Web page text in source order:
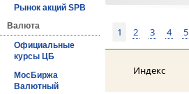
Рынок акций SPB
Валюта
Официальные
курсы ЦБ
МосБиржа
Валютный
1 2 3 4 5
Индекс